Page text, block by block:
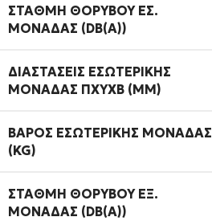
ΣΤΆΘΜΗ ΘΟΡΎΒΟΥ ΕΣ.
ΜΟΝΆΔΑΣ (DB(A))
ΔΙΑΣΤΆΣΕΙΣ ΕΣΩΤΕΡΙΚΉΣ
ΜΟΝΆΔΑΣ ΠXΥXΒ (MM)
ΒΆΡΟΣ ΕΣΩΤΕΡΙΚΉΣ ΜΟΝΆΔΑΣ
(KG)
ΣΤΆΘΜΗ ΘΟΡΎΒΟΥ ΕΞ.
ΜΟΝΆΔΑΣ (DB(A))